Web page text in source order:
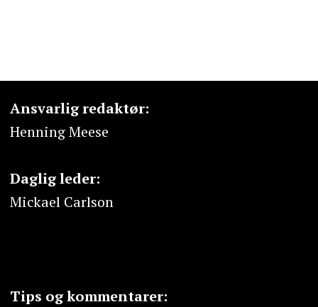
Ansvarlig redaktør:
Henning Meese
Daglig leder:
Mickael Carlson
Tips og kommentarer: